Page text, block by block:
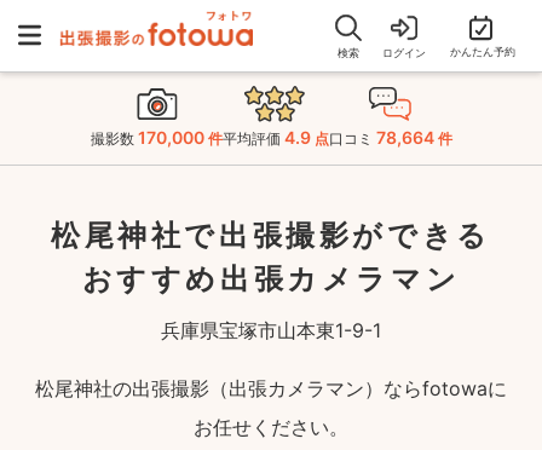
検索 ログイン かんたん予約
撮影数 170,000 件平均評価 4.9 点口コミ 78,664 件
松尾神社で出張撮影ができる
おすすめ出張カメラマン
兵庫県宝塚市山本東1-9-1
松尾神社の出張撮影（出張カメラマン）ならfotowaに
お任せください。